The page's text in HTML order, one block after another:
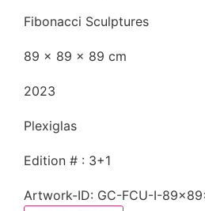
Fibonacci Sculptures
89 x 89 x 89 cm
2023
Plexiglas
Edition # : 3+1
Artwork-ID: GC-FCU-I-